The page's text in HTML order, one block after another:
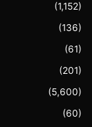
(1,152)
(136)
(61)
(201)
(5,600)
(60)